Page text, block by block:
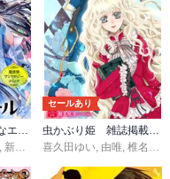
新星緒 桃月あおね, 池中織奈,
セールあり
喜久田ゆい 由唯 椎名咲月